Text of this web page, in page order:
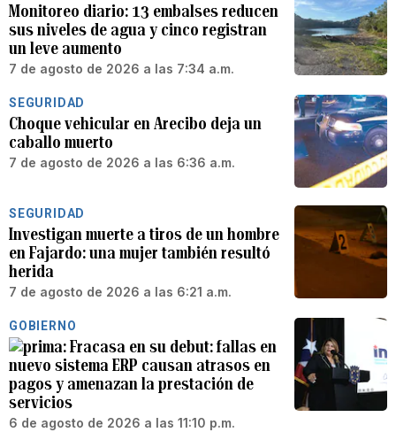
Monitoreo diario: 13 embalses reducen
sus niveles de agua y cinco registran
un leve aumento
7 de agosto de 2026 a las 7:34 a.m.
SEGURIDAD
Choque vehicular en Arecibo deja un
caballo muerto
7 de agosto de 2026 a las 6:36 a.m.
SEGURIDAD
Investigan muerte a tiros de un hombre
en Fajardo: una mujer también resultó
herida
7 de agosto de 2026 a las 6:21 a.m.
GOBIERNO
Fracasa en su debut: fallas en
nuevo sistema ERP causan atrasos en
pagos y amenazan la prestación de
servicios
6 de agosto de 2026 a las 11:10 p.m.